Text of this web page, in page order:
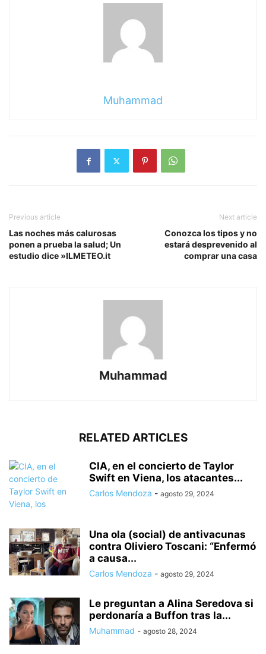
Muhammad
Previous article
Las noches más calurosas
ponen a prueba la salud; Un
estudio dice »ILMETEO.it
Next article
Conozca los tipos y no
estará desprevenido al
comprar una casa
Muhammad
RELATED ARTICLES
CIA, en el concierto de Taylor
Swift en Viena, los atacantes...
Carlos Mendoza - agosto 29, 2024
Una ola (social) de antivacunas
contra Oliviero Toscani: “Enfermó
a causa...
Carlos Mendoza - agosto 29, 2024
Le preguntan a Alina Seredova si
perdonaría a Buffon tras la...
Muhammad - agosto 28, 2024